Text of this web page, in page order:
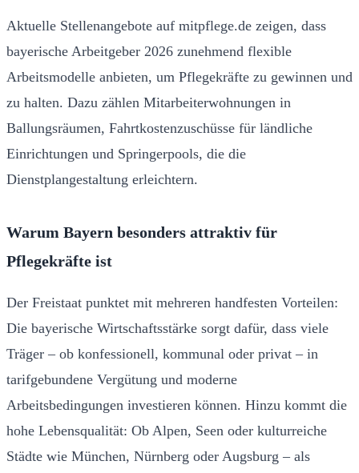
Aktuelle Stellenangebote auf mitpflege.de zeigen, dass
bayerische Arbeitgeber 2026 zunehmend flexible
Arbeitsmodelle anbieten, um Pflegekräfte zu gewinnen und
zu halten. Dazu zählen Mitarbeiterwohnungen in
Ballungsräumen, Fahrtkostenzuschüsse für ländliche
Einrichtungen und Springerpools, die die
Dienstplangestaltung erleichtern.
Warum Bayern besonders attraktiv für
Pflegekräfte ist
Der Freistaat punktet mit mehreren handfesten Vorteilen:
Die bayerische Wirtschaftsstärke sorgt dafür, dass viele
Träger – ob konfessionell, kommunal oder privat – in
tarifgebundene Vergütung und moderne
Arbeitsbedingungen investieren können. Hinzu kommt die
hohe Lebensqualität: Ob Alpen, Seen oder kulturreiche
Städte wie München, Nürnberg oder Augsburg – als